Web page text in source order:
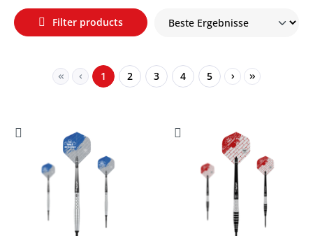
Filter products
Page
1 Page
2 Page
3 Page
4 Page
5